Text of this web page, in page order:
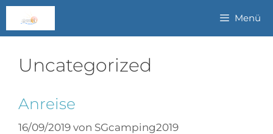
Menü
Uncategorized
Anreise
16/09/2019 von SGcamping2019